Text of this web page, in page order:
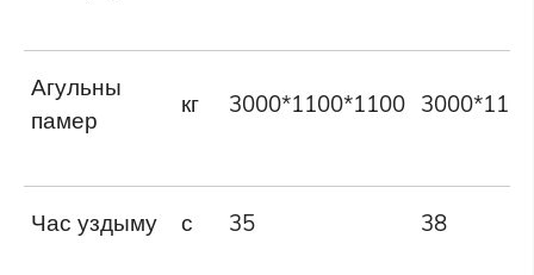
Агульны
памер
кг 3000*1100*1100
Час уздыму с 35 38